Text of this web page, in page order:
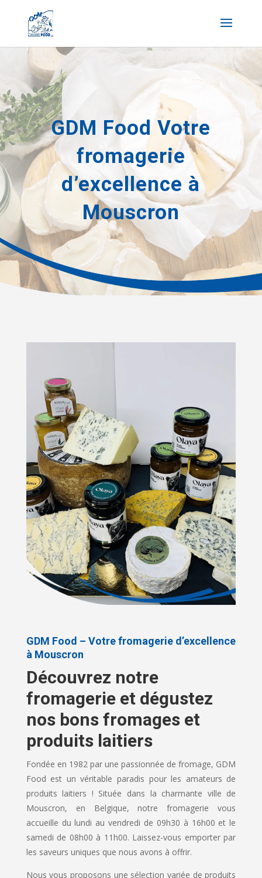
GDM Food Votre
fromagerie
d’excellence à
Mouscron
GDM Food – Votre fromagerie d’excellence
à Mouscron
Découvrez notre
fromagerie et dégustez
nos bons fromages et
produits laitiers
Fondée en 1982 par une passionnée de fromage, GDM
Food est un véritable paradis pour les amateurs de
produits laitiers ! Située dans la charmante ville de
Mouscron, en Belgique, notre fromagerie vous
accueille du lundi au vendredi de 09h30 à 16h00 et le
samedi de 08h00 à 11h00. Laissez-vous emporter par
les saveurs uniques que nous avons à offrir.
Nous vous proposons une sélection variée de produits